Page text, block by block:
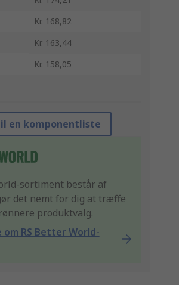
Kr. 168,82
Kr. 163,44
Kr. 158,05
en komponentliste
sortiment består af
det nemt for dig at træffe
produktvalg.
om RS Better World-